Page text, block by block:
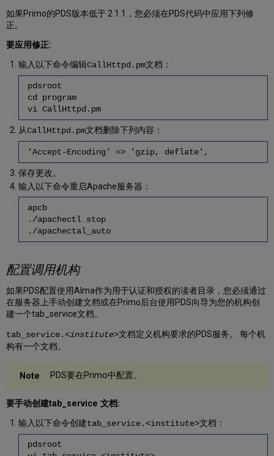
如果Primo的PDS版本低于 2.1.1，您必须在PDS代码中应用下列修
正。
要应用修正:
输入以下命令编辑CallHttpd.pm文档：
pdsroot
cd program
vi CallHttpd.pm
从CallHttpd.pm文档删除下列内容：
'Accept-Encoding' => 'gzip, deflate',
保存更改。
输入以下命令重启Apache服务器：
apcb
./apachectl stop
./apachectal_auto
配置调用机构
如果PDS配置使用Alma作为用于认证和授权的读者目录，您必须通过
在服务器上手动创建文档或在Primo后台使用PDS向导为您的机构创
建一个tab_service文档。
tab_service.<institute>文档定义机构要求的PDS服务。 每个机
构有一个文档。
PDS要在Primo中配置。
要手动创建tab_service 文档:
输入以下命令创建tab_service.<institute>文档：
pdsroot